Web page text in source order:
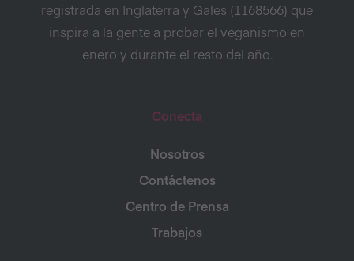
registrada en Inglaterra y Gales (1168566) que
inspira a la gente a probar el veganismo en
enero y durante el resto del año.
Conecta
Nosotros
Contáctenos
Centro de Prensa
Trabajos